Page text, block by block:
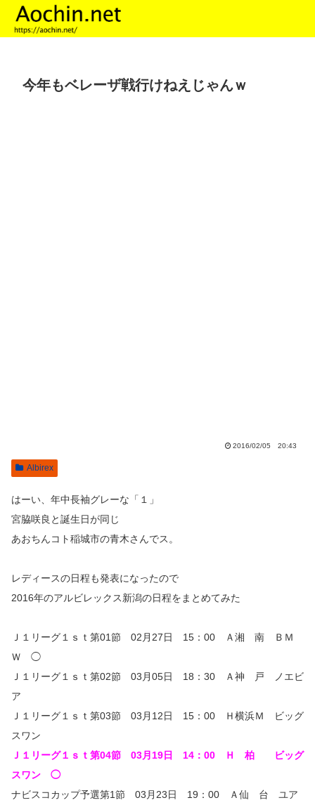
今年もベレーザ戦行けねえじゃんｗ
2016/02/05 20:43
Albirex
はーい、年中長袖グレーな「１」
宮脇咲良と誕生日が同じ
あおちんコト稲城市の青木さんでス。
レディースの日程も発表になったので
2016年のアルビレックス新潟の日程をまとめてみた
Ｊ１リーグ１ｓｔ第01節 02月27日 15：00 Ａ湘 南 ＢＭ
Ｗ ◯
Ｊ１リーグ１ｓｔ第02節 03月05日 18：30 Ａ神 戸 ノエビ
ア
Ｊ１リーグ１ｓｔ第03節 03月12日 15：00 Ｈ横浜Ｍ ビッグ
スワン
Ｊ１リーグ１ｓｔ第04節 03月19日 14：00 Ｈ 柏 ビッグ
スワン ◯
ナビスコカップ予選第1節 03月23日 19：00 Ａ仙 台 ユア